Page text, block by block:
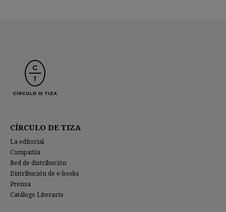
CÍRCULO DE TIZA
La editorial
Compañía
Red de distribución
Distribución de e-books
Prensa
Catálogo Literario